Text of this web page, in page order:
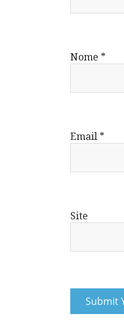
Nome *
Email *
Site